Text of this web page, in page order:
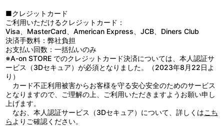
伸吾／姫野美智）は「TMS DVD COLLECTION ベルサイユのばら
DVD-BOX①」（2000年11月25日発売）、及び「TMS DVD
COLLECTION ベルサイユのばら DVD-BOX②」（2001年2月25日
発売）のブックレットからの再録になります。
他、仕様
キャラクターデザイン姫野美智描き下ろし収納ボックス＆インナー
ジャケット2種
／ 第12話「決闘の朝オスカルは…？」
第13話「アラスの風よ応えて･･･」／第14話「天使の秘密」／第15
話「カジノの伯爵夫人」
第16話「母、その人の名は…？」／第17話「今めぐり逢いの時」／
第18話「突然イカルスのように」
第19話「さよなら、妹よ！」／第20話「フェルゼン名残りの輪
舞」／第21話「黒ばらは夜ひらく」
第22話「首飾りは不吉な輝き」／第23話「ずる賢くてたくまし
く!」
第24話「アデュウわたしの青春」／第25話「かた恋のメヌエッ
ト」
第26話「黒い騎士に会いたい!」／第27話「たとえ光を失うと
も･･･」／第28話「アンドレ青いレモン」
京田尚子／ルイ16世：安原義人／ロベスピエール：森 功至 他
■クレジットカード
ご利用いただけるクレジットカード：
Visa、MasterCard、American Express、JCB、Diners Club
決済手数料：弊社負担
お支払い回数：一括払いのみ
※A-on STORE でのクレジットカード決済については、本人認証サ
ービス（3Dセキュア）が必須となりました。（2023年8月22日よ
り）
カード不正利用被害からお客様を守る安心安全のためのサービス
となりますので、ご理解の上、ご利用いただきますようお願い申し
上げます。
なお、本人認証サービス（3Dセキュア）について、詳しくはこち
ら よりご確認ください。